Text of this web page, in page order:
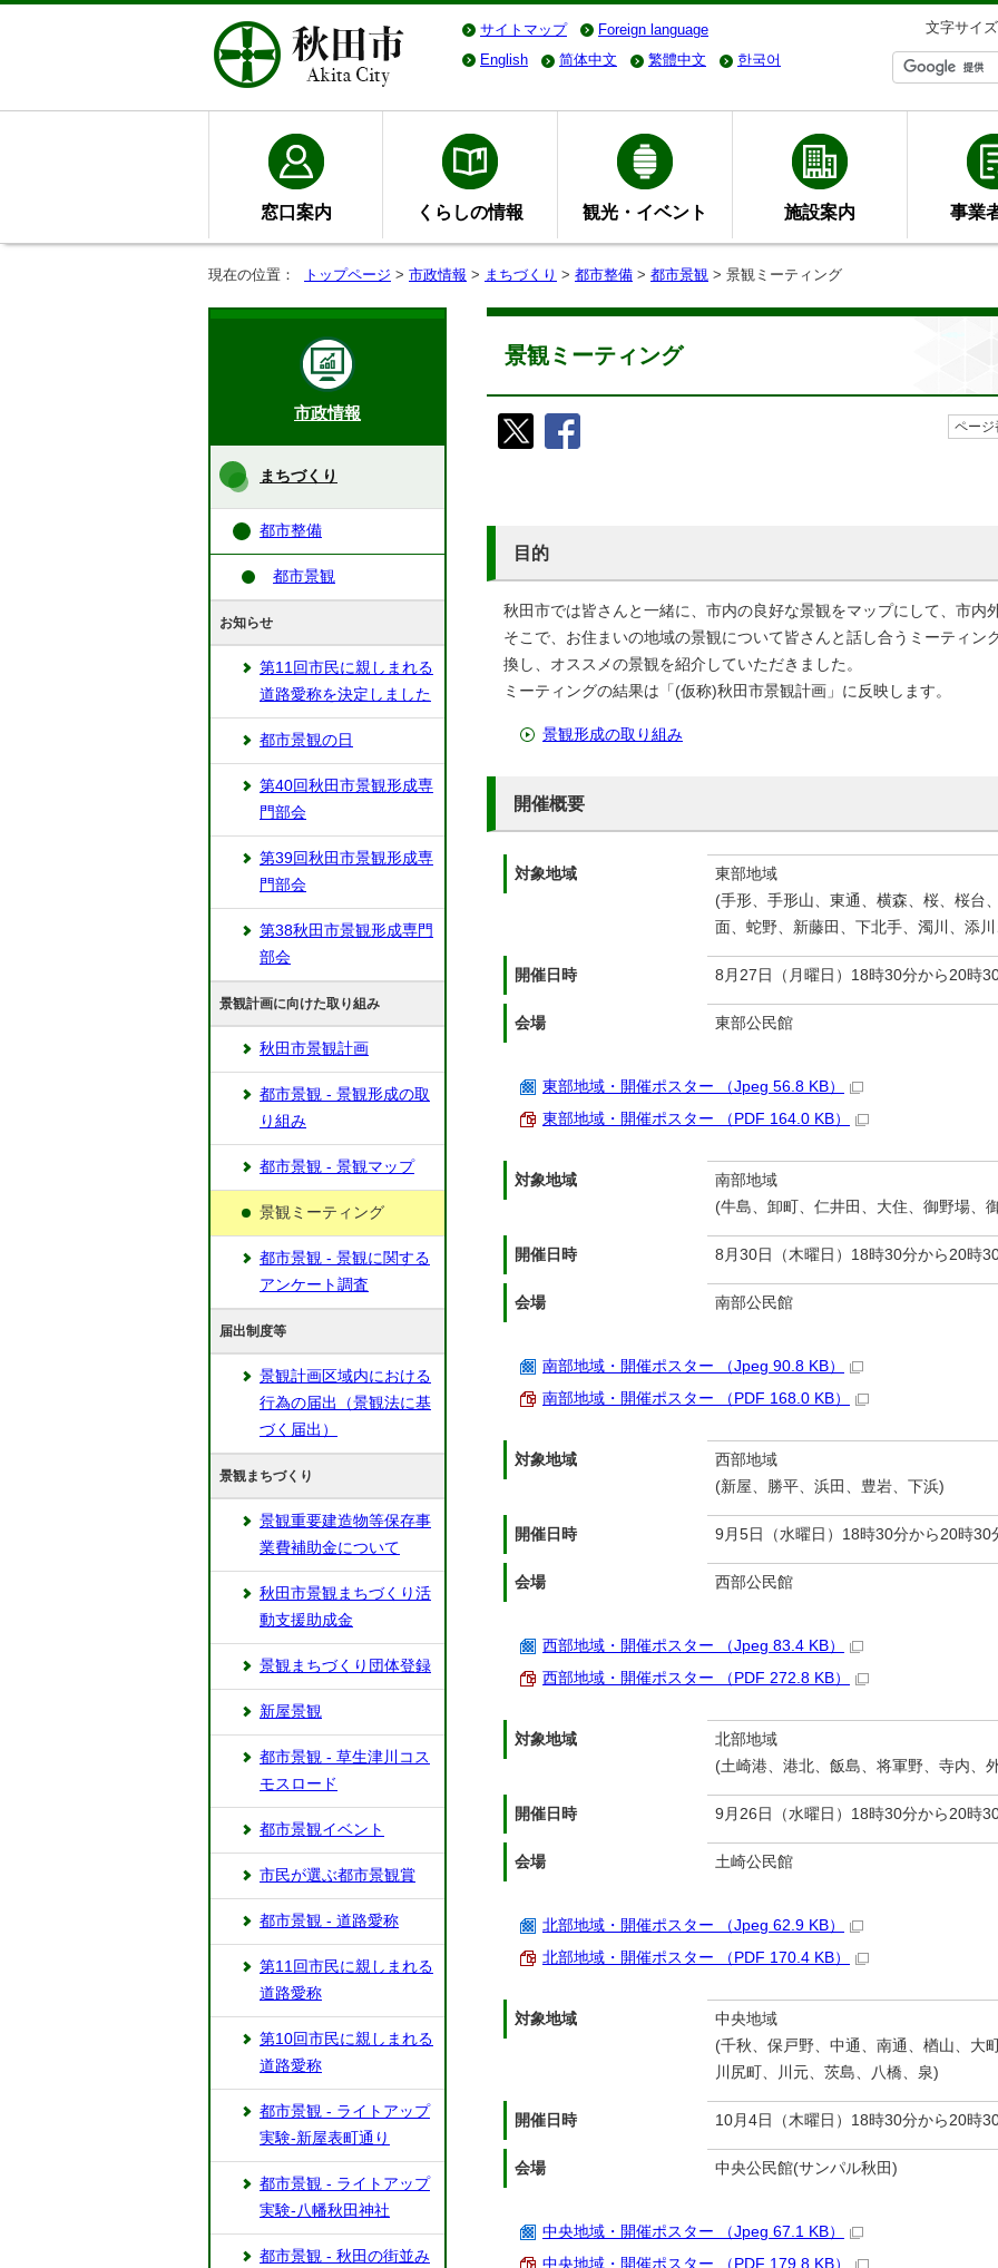
サイトマップ Foreign language
文字サイズ
English
简体中文 繁體中文 한국어
窓口案内 くらしの情報 観光・イベント 施設案内 事業
現在の位置： トップページ > 市政情報 > まちづくり > 都市整備 > 都市景観 > 景観ミーティング
景観ミーティング
ペー
目的
秋田市では皆さんと一緒に、市内の良好な景観をマップにして、市内
そこで、お住まいの地域の景観について皆さんと話し合うミーティン
換し、オススメの景観を紹介していただきました。
ミーティングの結果は「(仮称)秋田市景観計画」に反映します。
景観形成の取り組み
開催概要
対象地域
東部地域
(手形、手形山、東通、横森、桜、桜台
面、蛇野、新藤田、下北手、濁川、添
開催日時 8月27日（月曜日）18時30分から20時
会場 東部公民館
東部地域・開催ポスター （Jpeg 56.8 KB）
東部地域・開催ポスター （PDF 164.0 KB）
対象地域
南部地域
(牛島、卸町、仁井田、大住、御野場、
開催日時 8月30日（木曜日）18時30分から20時
会場 南部公民館
南部地域・開催ポスター （Jpeg 90.8 KB）
南部地域・開催ポスター （PDF 168.0 KB）
対象地域
西部地域
(新屋、勝平、浜田、豊岩、下浜)
開催日時 9月5日（水曜日）18時30分から20時30
会場 西部公民館
西部地域・開催ポスター （Jpeg 83.4 KB）
西部地域・開催ポスター （PDF 272.8 KB）
対象地域
北部地域
(土崎港、港北、飯島、将軍野、寺内、
開催日時 9月26日（水曜日）18時30分から20時
会場 土崎公民館
北部地域・開催ポスター （Jpeg 62.9 KB）
北部地域・開催ポスター （PDF 170.4 KB）
対象地域
中央地域
(千秋、保戸野、中通、南通、楢山、大
川尻町、川元、茨島、八橋、泉)
開催日時 10月4日（木曜日）18時30分から20時
会場 中央公民館(サンパル秋田)
中央地域・開催ポスター （Jpeg 67.1 KB）
中央地域・開催ポスター （PDF 179.8 KB）
市政情報
まちづくり
都市整備
都市景観
お知らせ
第11回市民に親しまれる
道路愛称を決定しました
都市景観の日
第40回秋田市景観形成専
門部会
第39回秋田市景観形成専
門部会
第38秋田市景観形成専門
部会
景観計画に向けた取り組み
秋田市景観計画
都市景観 - 景観形成の取
り組み
都市景観 - 景観マップ
景観ミーティング
都市景観 - 景観に関する
アンケート調査
届出制度等
景観計画区域内における
行為の届出（景観法に基
づく届出）
景観まちづくり
景観重要建造物等保存事
業費補助金について
秋田市景観まちづくり活
動支援助成金
景観まちづくり団体登録
新屋景観
都市景観 - 草生津川コス
モスロード
都市景観イベント
市民が選ぶ都市景観賞
都市景観 - 道路愛称
第11回市民に親しまれる
道路愛称
第10回市民に親しまれる
道路愛称
都市景観 - ライトアップ
実験-新屋表町通り
都市景観 - ライトアップ
実験-八幡秋田神社
都市景観 - 秋田の街並み